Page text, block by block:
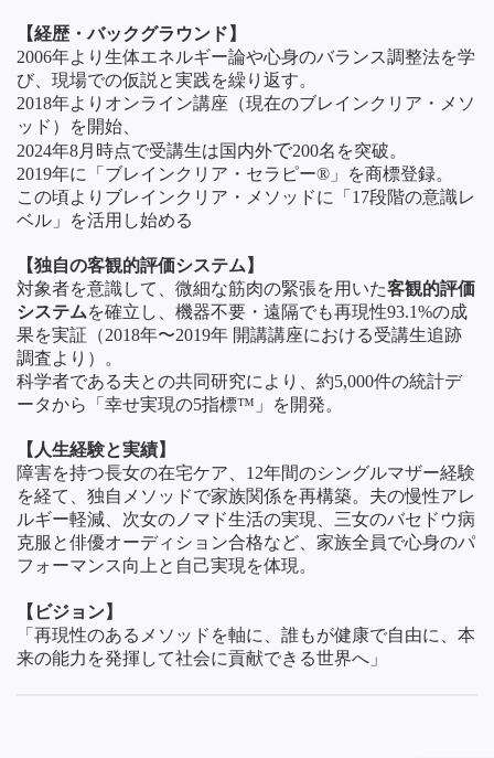
【経歴・バックグラウンド】
2006年より生体エネルギー論や心身のバランス調整法を学
び、現場での仮説と実践を繰り返す。
2018年よりオンライン講座（現在のブレインクリア・メソ
ッド）を開始、
2024年8月時点で受講生は国内外で200名を突破。
2019年に「ブレインクリア・セラピー®」を商標登録。
この頃よりブレインクリア・メソッドに「17段階の意識レ
ベル」を活用し始める
【独自の客観的評価システム】
対象者を意識して、微細な筋肉の緊張を用いた客観的評価
システムを確立し、機器不要・遠隔でも再現性93.1%の成
果を実証（2018年〜2019年 開講講座における受講生追跡
調査より）。
科学者である夫との共同研究により、約5,000件の統計デ
ータから「幸せ実現の5指標™」を開発。
【人生経験と実績】
障害を持つ長女の在宅ケア、12年間のシングルマザー経験
を経て、独自メソッドで家族関係を再構築。夫の慢性アレ
ルギー軽減、次女のノマド生活の実現、三女のバセドウ病
克服と俳優オーディション合格など、家族全員で心身のパ
フォーマンス向上と自己実現を体現。
【ビジョン】
「再現性のあるメソッドを軸に、誰もが健康で自由に、本
来の能力を発揮して社会に貢献できる世界へ」